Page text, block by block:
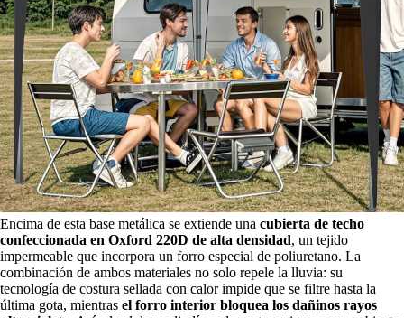
Encima de esta base metálica se extiende una cubierta de techo
confeccionada en Oxford 220D de alta densidad, un tejido
impermeable que incorpora un forro especial de poliuretano. La
combinación de ambos materiales no solo repele la lluvia: su
tecnología de costura sellada con calor impide que se filtre hasta la
última gota, mientras el forro interior bloquea los dañinos rayos